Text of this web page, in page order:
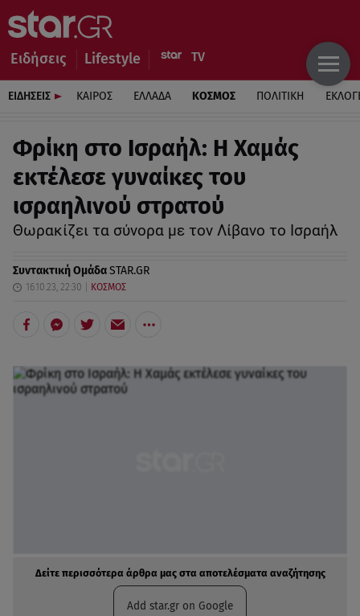
Ειδήσεις Lifestyle
ΕΙΔΗΣΕΙΣ ΚΑΙΡΟΣ ΕΛΛΑΔΑ ΚΟΣΜΟΣ ΠΟΛΙΤΙΚΗ
Φρίκη στο Ισραήλ: Η Χαμάς
εκτέλεσε γυναίκες του
ισραηλινού στρατού
Θωρακίζει τα σύνορα με τον Λίβανο το Ισραήλ
Συντακτική ΟμάδαSTAR.GR
16.10.23, 22:30 ΚΟΣΜΟΣ
Δείτε περισσότερα άρθρα μας στα αποτελέσματα αναζήτησης
Add star.gr on Google